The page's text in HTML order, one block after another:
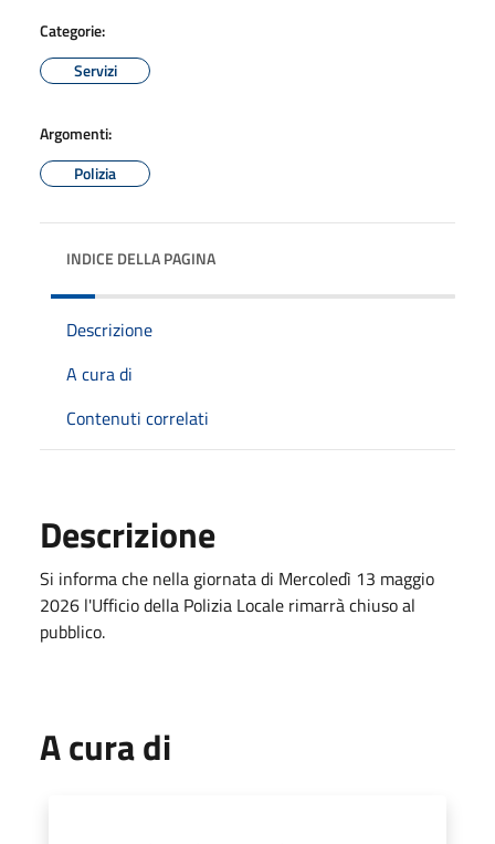
Categorie:
Servizi
Argomenti:
Polizia
INDICE DELLA PAGINA
Descrizione
A cura di
Contenuti correlati
Descrizione
Si informa che nella giornata di Mercoledì 13 maggio
2026 l'Ufficio della Polizia Locale rimarrà chiuso al
pubblico.
A cura di